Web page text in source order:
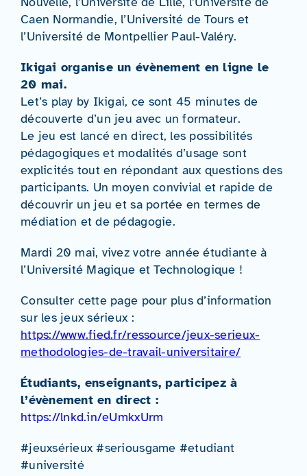
Caen Normandie, l’Université de Tours et
l’Université de Montpellier Paul-Valéry.
Ikigai organise un évènement en ligne le
20 mai.
Let’s play by Ikigai, ce sont 45 minutes de
découverte d’un jeu avec un formateur.
Le jeu est lancé en direct, les possibilités
pédagogiques et modalités d’usage sont
explicités tout en répondant aux questions des
participants. Un moyen convivial et rapide de
découvrir un jeu et sa portée en termes de
médiation et de pédagogie.
Mardi 20 mai, vivez votre année étudiante à
l’Université Magique et Technologique !
Consulter cette page pour plus d’information
sur les jeux sérieux :
https://www.fied.fr/ressource/jeux-serieux-
methodologies-de-travail-universitaire/
Étudiants, enseignants, participez à
l’évènement en direct :
https://lnkd.in/eUmkxUrm
#jeuxsérieux #seriousgame #etudiant
#université